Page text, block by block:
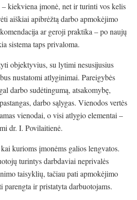
kiekviena įmonė, net ir turinti vos kelis
aiškiai apibrėžtą darbo apmokėjimo
ar geroji praktika – po naujų
sistema taps privaloma.
objektyvius, su lytimi nesusijusius
nustatomi atlyginimai. Pareigybės
darbo sudėtingumą, atsakomybę,
darbo sąlygas. Vienodos vertės
vienodai, o visi atlygio elementai –
dr. I. Povilaitienė.
kurioms įmonėms galios lengvatos.
turintys darbdaviai neprivalės
taisyklių, tačiau pati apmokėjimo
parengta ir pristatyta darbuotojams.